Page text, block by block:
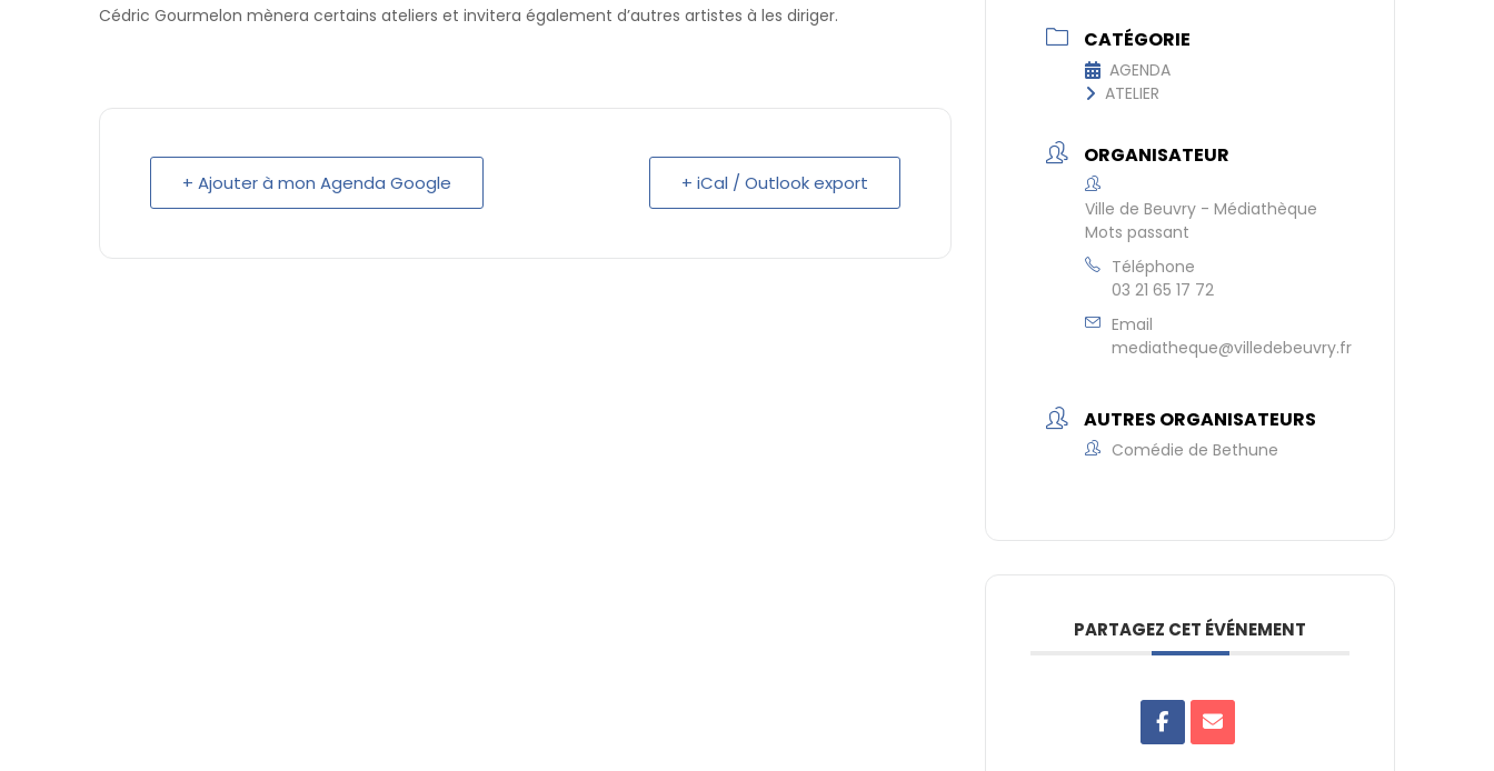
Cédric Gourmelon mènera certains ateliers et invitera également d’autres artistes à les diriger.
+ Ajouter à mon Agenda Google + iCal / Outlook export
CATÉGORIE
AGENDA
ATELIER
ORGANISATEUR
Ville de Beuvry - Médiathèque
Mots passant
Téléphone
03 21 65 17 72
Email
mediatheque@villedebeuvry.fr
AUTRES ORGANISATEURS
Comédie de Bethune
PARTAGEZ CET ÉVÉNEMENT